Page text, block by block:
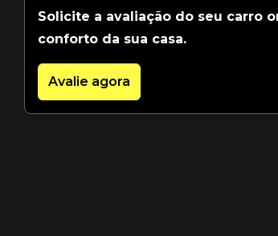
Solicite a avaliação do seu carro
conforto da sua casa.
Avalie agora